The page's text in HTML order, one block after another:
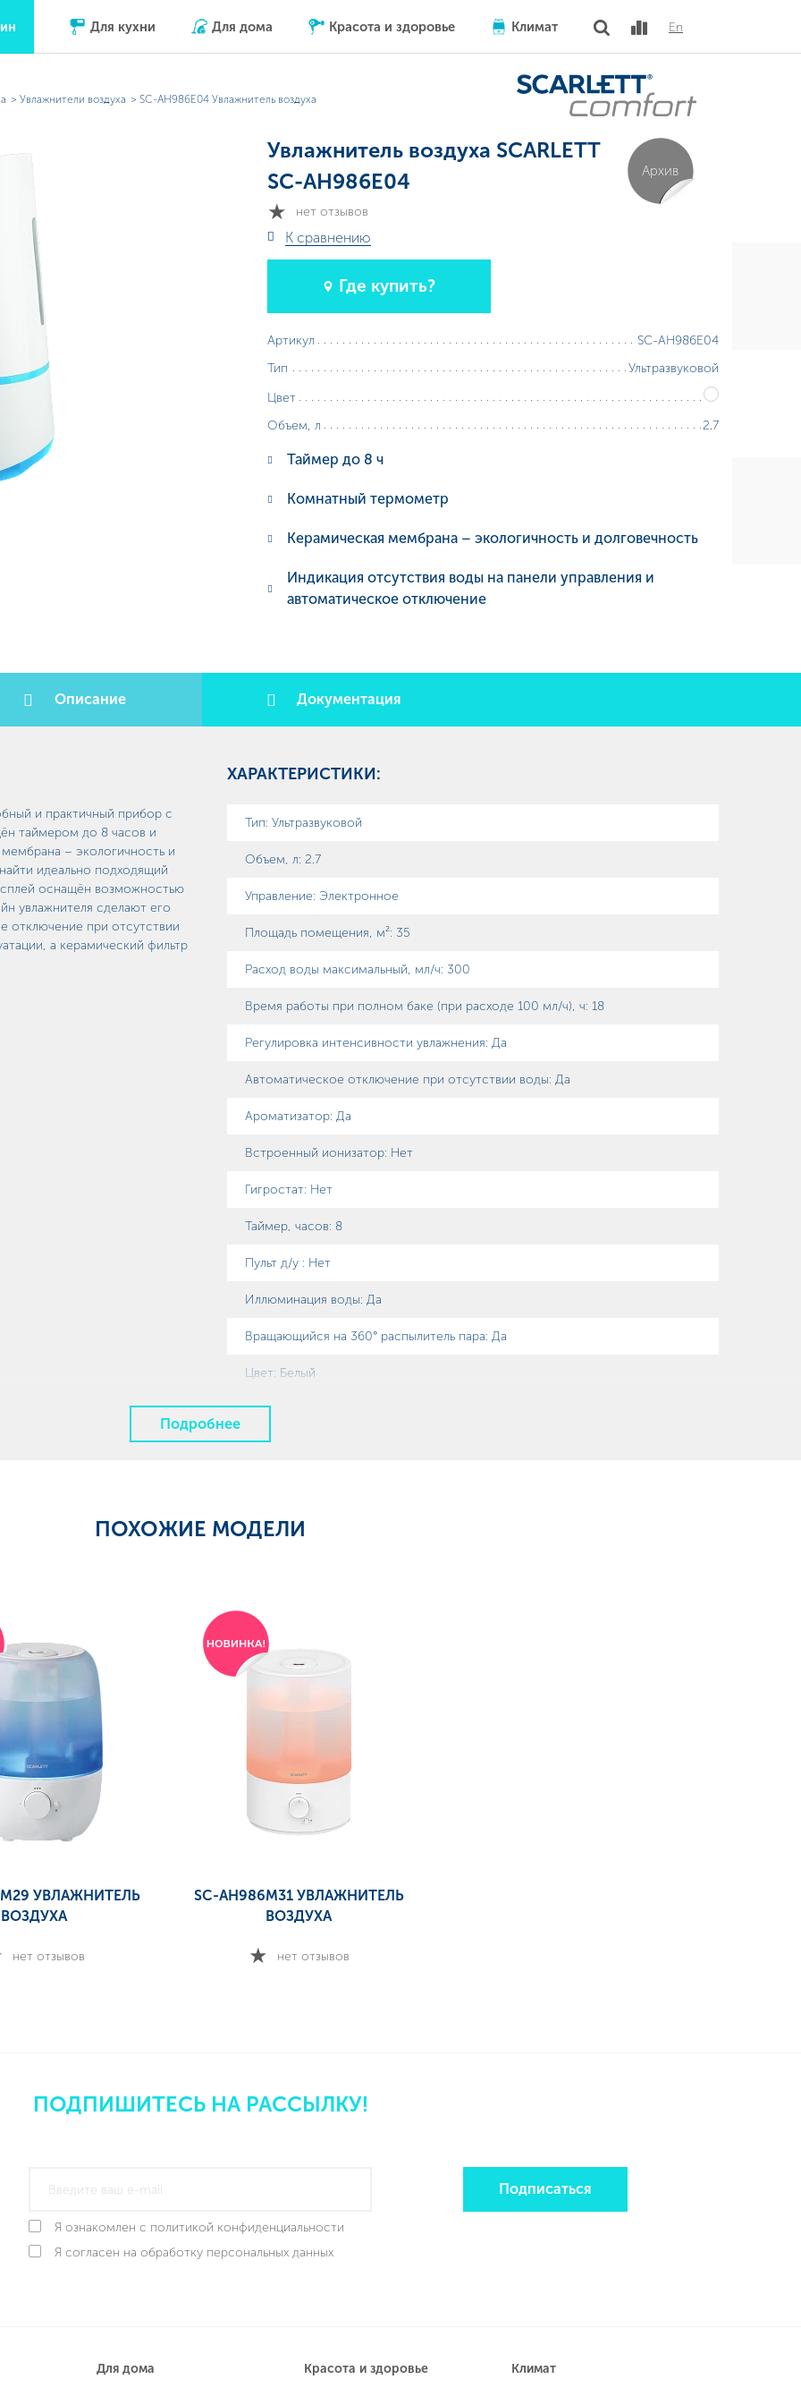
Для кухни Для дома Красота и здоровье Климат En
Увлажнители воздуха SC-AH986E04 Увлажнитель воздуха
Увлажнитель воздуха SCARLETT
SC-AH986E04
нет отзывов
К сравнению
Где купить?
Архив
Артикул
SC-AH986E04
Тип
Ультразвуковой
Цвет
Объем, л
2.7
Таймер до 8 ч
Комнатный термометр
Керамическая мембрана – экологичность и долговечность
Индикация отсутствия воды на панели управления и
автоматическое отключение
Описание Документация
и практичный прибор с
таймером до 8 часов и
– экологичность и
идеально подходящий
оснащён возможностью
увлажнителя сделают его
отключение при отсутствии
а керамический фильтр
ХАРАКТЕРИСТИКИ:
Тип: Ультразвуковой
Объем, л: 2.7
Управление: Электронное
Площадь помещения, м²: 35
Расход воды максимальный, мл/ч: 300
Время работы при полном баке (при расходе 100 мл/ч), ч: 18
Регулировка интенсивности увлажнения: Да
Автоматическое отключение при отсутствии воды: Да
Ароматизатор: Да
Встроенный ионизатор: Нет
Гигростат: Нет
Таймер, часов: 8
Пульт д/у : Нет
Иллюминация воды: Да
Вращающийся на 360° распылитель пара: Да
Цвет: Белый
Подробнее
ПОХОЖИЕ МОДЕЛИ
УВЛАЖНИТЕЛЬ
ВОЗДУХА
нет отзывов
SC-AH986M31 УВЛАЖНИТЕЛЬ
ВОЗДУХА
нет отзывов
ПОДПИШИТЕСЬ НА РАССЫЛКУ!
Я ознакомлен с политикой конфиденциальности
Я согласен на обработку персональных данных
Подписаться
Для дома Красота и здоровье Климат